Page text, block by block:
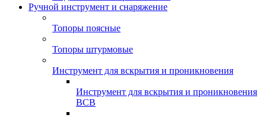
Ручной инструмент и снаряжение
Топоры поясные
Топоры штурмовые
Инструмент для вскрытия и проникновения
Инструмент для вскрытия и проникновения
ВСВ